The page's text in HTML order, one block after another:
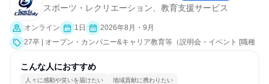
スポーツ・レクリエーション、教育支援サービス
オンライン 1日
2026年8月・9月
27卒 | オープン・カンパニー&キャリア教育等（説明会・イベント [職種
こんな人におすすめ
人々に感動や笑いを届けたい 地域貢献に携わりたい